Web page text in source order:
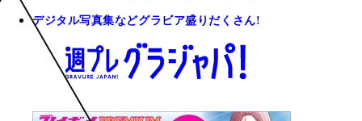
デジタル写真集などグラビア盛りだくさん!